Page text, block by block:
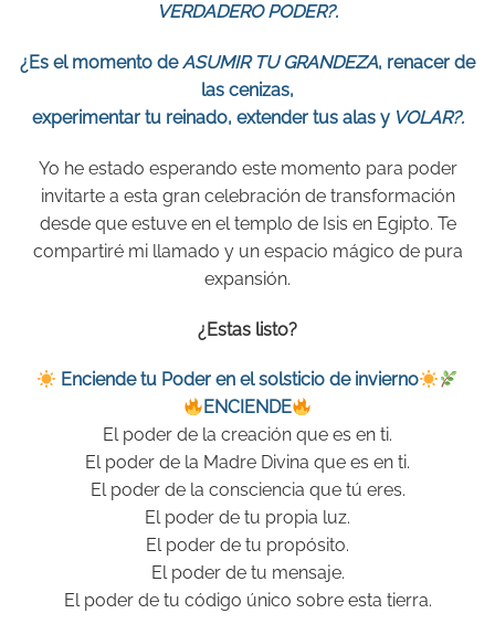
VERDADERO PODER?.
¿Es el momento deASUMIR TU GRANDEZA, renacer de
las cenizas,
experimentar tu reinado, extender tus alas yVOLAR?.
Yo he estado esperando este momento para poder
invitarte a esta gran celebración de transformación
desde que estuve en el templo de Isis en Egipto. Te
compartiré mi llamado y un espacio mágico de pura
expansión.
¿Estas listo?
Enciende tu Poder en el solsticio de invierno
ENCIENDE
El poder de la creación que es en ti.
El poder de la Madre Divina que es en ti.
El poder de la consciencia que tú eres.
El poder de tu propia luz.
El poder de tu propósito.
El poder de tu mensaje.
El poder de tu código único sobre esta tierra.